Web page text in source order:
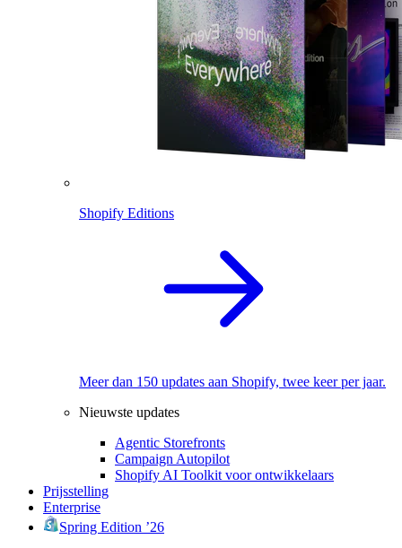
Shopify Editions
Meer dan 150 updates aan Shopify, twee keer per jaar.
Nieuwste updates
Agentic Storefronts
Campaign Autopilot
Shopify AI Toolkit voor ontwikkelaars
Prijsstelling
Enterprise
Spring Edition ’26